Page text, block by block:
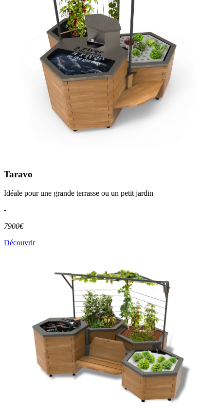
Taravo
Idéale pour une grande terrasse ou un petit jardin
-
7900€
Découvrir